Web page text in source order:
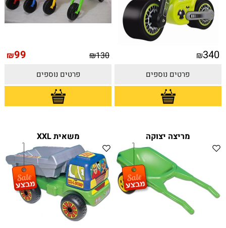
₪340
פרטים נוספים
₪130
₪99
פרטים נוספים
מריצה יצוקה משאית XXL